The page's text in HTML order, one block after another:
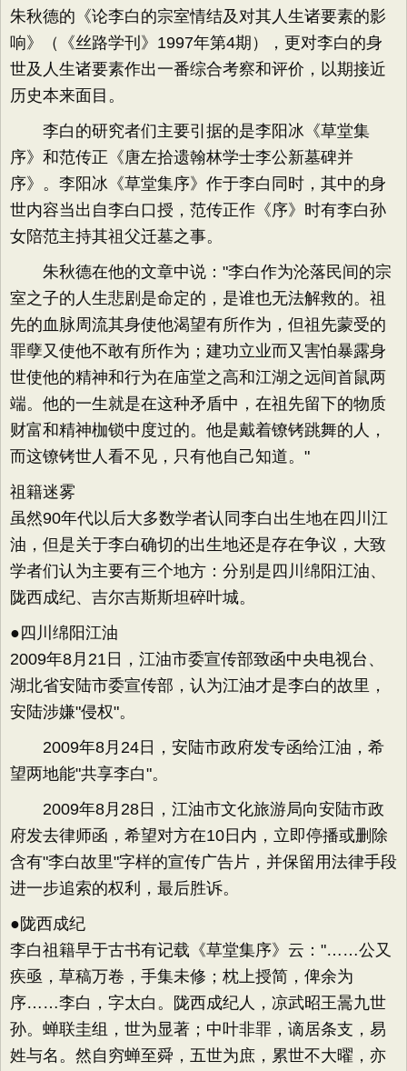
朱秋德的《论李白的宗室情结及对其人生诸要素的影
响》（《丝路学刊》1997年第4期），更对李白的身
世及人生诸要素作出一番综合考察和评价，以期接近
历史本来面目。
李白的研究者们主要引据的是李阳冰《草堂集
序》和范传正《唐左拾遗翰林学士李公新墓碑并
序》。李阳冰《草堂集序》作于李白同时，其中的身
世内容当出自李白口授，范传正作《序》时有李白孙
女陪范主持其祖父迁墓之事。
朱秋德在他的文章中说："李白作为沦落民间的宗
室之子的人生悲剧是命定的，是谁也无法解救的。祖
先的血脉周流其身使他渴望有所作为，但祖先蒙受的
罪孽又使他不敢有所作为；建功立业而又害怕暴露身
世使他的精神和行为在庙堂之高和江湖之远间首鼠两
端。他的一生就是在这种矛盾中，在祖先留下的物质
财富和精神枷锁中度过的。他是戴着镣铐跳舞的人，
而这镣铐世人看不见，只有他自己知道。"
祖籍迷雾
虽然90年代以后大多数学者认同李白出生地在四川江
油，但是关于李白确切的出生地还是存在争议，大致
学者们认为主要有三个地方：分别是四川绵阳江油、
陇西成纪、吉尔吉斯斯坦碎叶城。
●四川绵阳江油
2009年8月21日，江油市委宣传部致函中央电视台、
湖北省安陆市委宣传部，认为江油才是李白的故里，
安陆涉嫌"侵权"。
2009年8月24日，安陆市政府发专函给江油，希
望两地能"共享李白"。
2009年8月28日，江油市文化旅游局向安陆市政
府发去律师函，希望对方在10日内，立即停播或删除
含有"李白故里"字样的宣传广告片，并保留用法律手段
进一步追索的权利，最后胜诉。
●陇西成纪
李白祖籍早于古书有记载《草堂集序》云："……公又
疾亟，草稿万卷，手集未修；枕上授简，俾余为
序……李白，字太白。陇西成纪人，凉武昭王暠九世
孙。蝉联圭组，世为显著；中叶非罪，谪居条支，易
姓与名。然自穷蝉至舜，五世为庶，累世不大曜，亦